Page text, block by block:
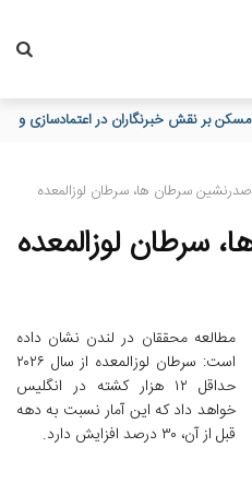
بر نقش خبرنگاران در اعتمادسازی و
صدرنشین سرطان ها، سرطان لوزالمعده
سرطان لوزالمعده
مطالعه محققان در لندن نشان داده
است: سرطان لوزالمعده از سال ۲۰۲۶
حداقل ۱۲ هزار کشته در انگلیس
خواهد داد که این آمار نسبت به دهه
قبل از آن، ۳۰ درصد افزایش دارد.